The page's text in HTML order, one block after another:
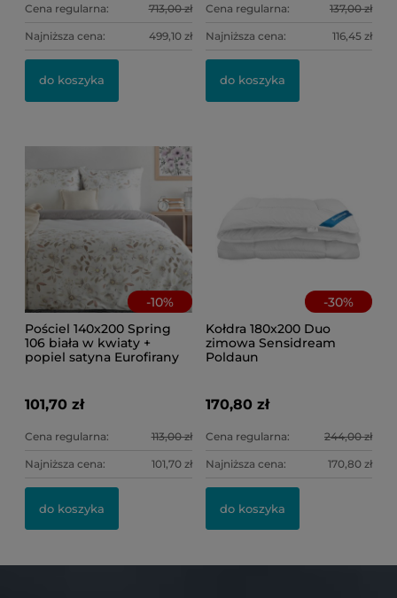
Cena regularna: 713,00 zł
Najniższa cena: 499,10 zł
do koszyka
Cena regularna: 137,00 zł
Najniższa cena: 116,45 zł
do koszyka
-10%
Pościel 140x200 Spring
106 biała w kwiaty +
popiel satyna Eurofirany
101,70 zł
Cena regularna: 113,00 zł
Najniższa cena: 101,70 zł
do koszyka
-30%
Kołdra 180x200 Duo
zimowa Sensidream
Poldaun
170,80 zł
Cena regularna: 244,00 zł
Najniższa cena: 170,80 zł
do koszyka